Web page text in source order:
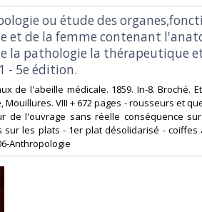
ou étude des
et de la femme contenant
la pathologie la thérapeutique
- 5e édition.‎
de l'abeille médicale. 1859. In-8. Broché.
Mouillures. VIII + 672 pages - rousseurs et
de l'ouvrage sans réelle conséquence
sur les plats - 1er plat désolidarisé - coiffes
Anthropologie‎